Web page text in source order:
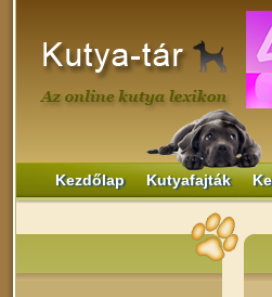
Kezdőlap Kutyafajták